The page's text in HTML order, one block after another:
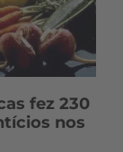
fez 230
nos